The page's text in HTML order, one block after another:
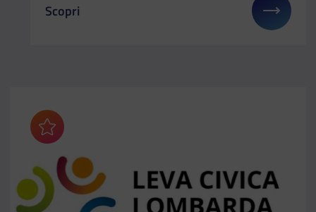
Il link ti porterà ad avere maggiori dettagli su:
Scopri
Aggiungi ai preferiti